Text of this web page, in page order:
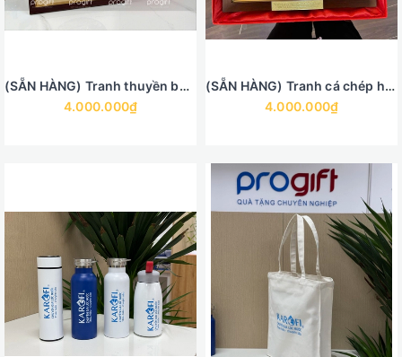
(SẴN HÀNG) Tranh thuyền buồm mạ vàng - Thuận buồm xuôi gió
4.000.000₫
(SẴN HÀNG) Tranh cá chép hoa sen mạ vàng 30 x 30 cm
4.000.000₫